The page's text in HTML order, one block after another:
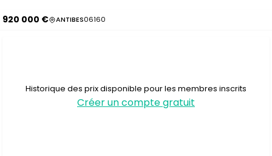
920 000 € ANTIBES06160
Historique des prix disponible pour les membres inscrits
Créer un compte gratuit